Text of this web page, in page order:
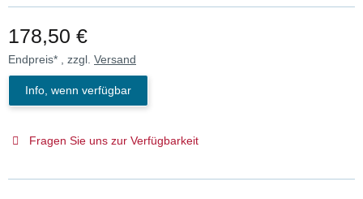
178,50 €
Endpreis* , zzgl. Versand
Info, wenn verfügbar
Fragen Sie uns zur Verfügbarkeit